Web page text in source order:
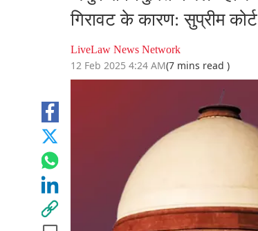
गिरावट के कारण: सुप्रीम कोर्ट
LiveLaw News Network
12 Feb 2025 4:24 AM(7 mins read )